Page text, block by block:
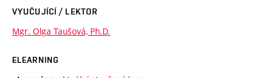
VYUČUJÍCÍ / LEKTOR
Mgr. Olga Taušová, Ph.D.
ELEARNING